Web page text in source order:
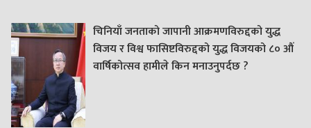
चिनियाँ जनताको जापानी आक्रमणविरुद्दको युद्ध
विजय र विश्व फासिष्टविरुद्दको युद्ध विजयको ८० औं
वार्षिकोत्सव हामीले किन मनाउनुपर्दछ ?